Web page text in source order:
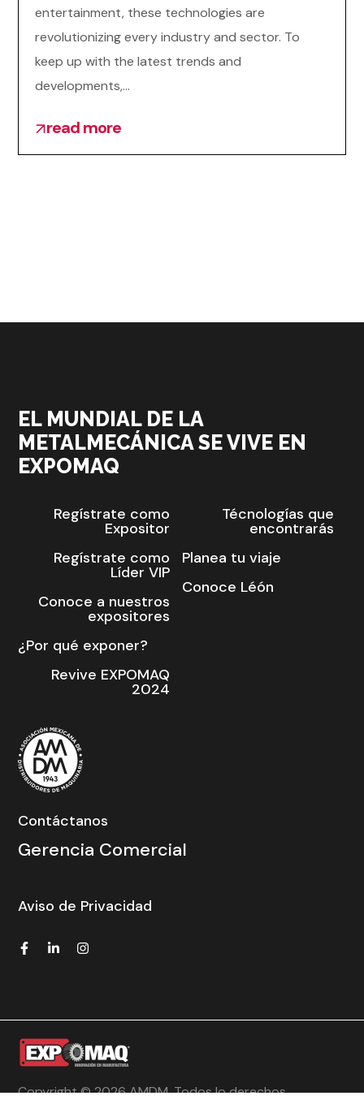
entertainment, these technologies are
revolutionizing every industry and sector. To
keep up with the latest trends and
developments,...
read more
EL MUNDIAL DE LA
METALMECÁNICA SE VIVE EN
EXPOMAQ
Regístrate como
Expositor
Regístrate como
Líder VIP
Conoce a nuestros
expositores
¿Por qué exponer?
Revive EXPOMAQ
2024
Técnologías que
encontrarás
Planea tu viaje
Conoce Léón
Contáctanos
Gerencia Comercial
Aviso de Privacidad
Copyright © 2026 AMDM. Todos lo derechos